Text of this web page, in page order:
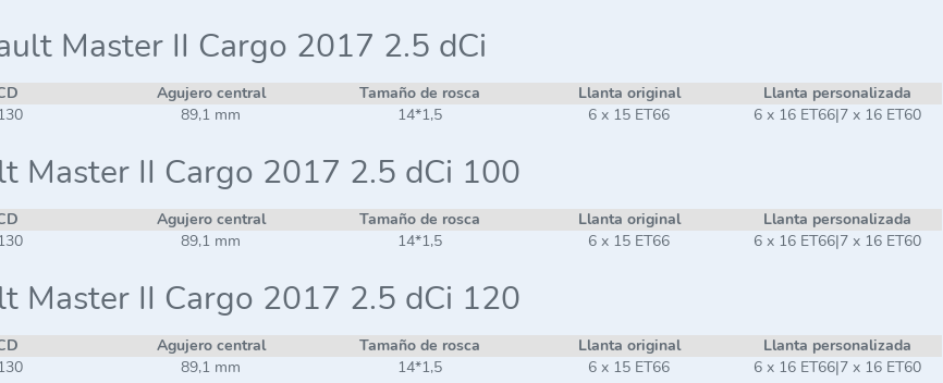
Master II Cargo 2017 2.5 dCi
Agujero central Tamaño de rosca Llanta original
Llanta personalizada
89,1 mm 14*1,5 6 x 15 ET66 6 x 16 ET66|7 x 16 ET60
Master II Cargo 2017 2.5 dCi 100
Agujero central Tamaño de rosca Llanta original
Llanta personalizada
89,1 mm 14*1,5 6 x 15 ET66 6 x 16 ET66|7 x 16 ET60
Master II Cargo 2017 2.5 dCi 120
Agujero central Tamaño de rosca Llanta original
Llanta personalizada
89,1 mm 14*1,5 6 x 15 ET66 6 x 16 ET66|7 x 16 ET60